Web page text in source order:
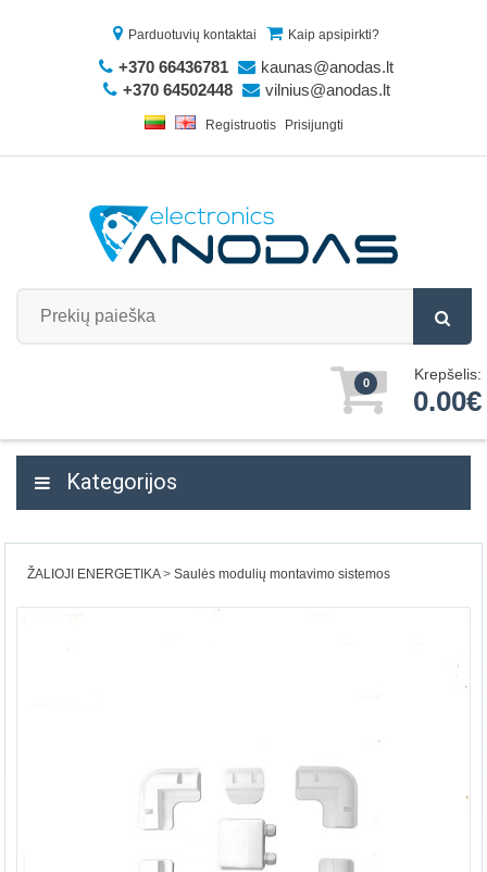
Parduotuvių kontaktai Kaip apsipirkti?
+370 66436781
kaunas@anodas.lt
+370 64502448
vilnius@anodas.lt
Registruotis Prisijungti
0 Krepšelis:
0.00€
Kategorijos
ŽALIOJI ENERGETIKA Saulės modulių montavimo sistemos